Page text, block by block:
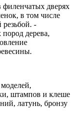
дверях
в том числе
резьбой. -
дерева,
штампов и клеше
латунь, бронзу